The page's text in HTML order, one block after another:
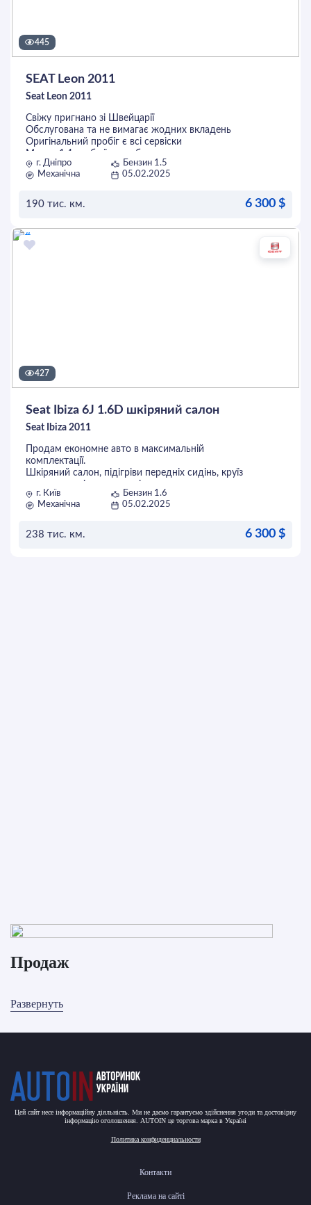
445
SEAT Leon 2011
Seat Leon 2011
Свіжу пригнано зі Швейцарії
Обслугована та не вимагає жодних вкладень
Оригінальний пробіг є всі сервіски
Мотор 1.4 турбо їсть добре
Коробка 6 ступка
Нова гума
Автомобіль повністю розмитнений і готовий до
г. Дніпро
Бензин 1.5
Механічна
05.02.2025
190 тис. км. 6 300 $
ОСТАВИТЬ ЗАЯВКУ
427
Seat Ibiza 6J 1.6D шкіряний салон
Seat Ibiza 2011
Продам економне авто в максимальній
комплектації.
Шкіряний салон, підігріви передніх сидінь, круїз
контроль, клімат, авто світло, керування
мультимедією з керма, тонування. Розхід по місту
- 5.5 л/100 км. По кузову майже без зауважень.
г. Київ
Бензин 1.6
Механічна
05.02.2025
238 тис. км. 6 300 $
Продаж
Развернуть
Цей сайт несе інформаційну діяльність. Ми не даємо гарантуємо здійснення угоди та достовірну
інформацію оголошення. AUTOIN це торгова марка в Україні
Политика конфиденциальности
Контакти
Реклама на сайті